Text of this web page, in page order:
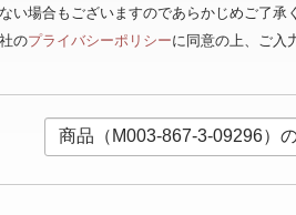
い場合もございますのであらかじめご了承
のプライバシーポリシーに同意の上、ご入